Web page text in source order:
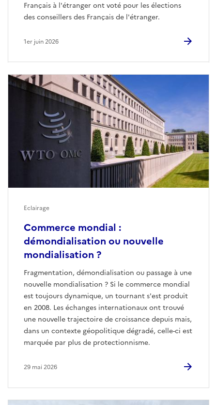
Français à l'étranger ont voté pour les élections
des conseillers des Français de l'étranger.
1er juin 2026
Commerce mondial :
démondialisation ou nouvelle
mondialisation ?
Fragmentation, démondialisation ou passage à une
nouvelle mondialisation ? Si le commerce mondial
est toujours dynamique, un tournant s'est produit
en 2008. Les échanges internationaux ont trouvé
une nouvelle trajectoire de croissance depuis mais,
dans un contexte géopolitique dégradé, celle-ci est
marquée par plus de protectionnisme.
Eclairage
29 mai 2026